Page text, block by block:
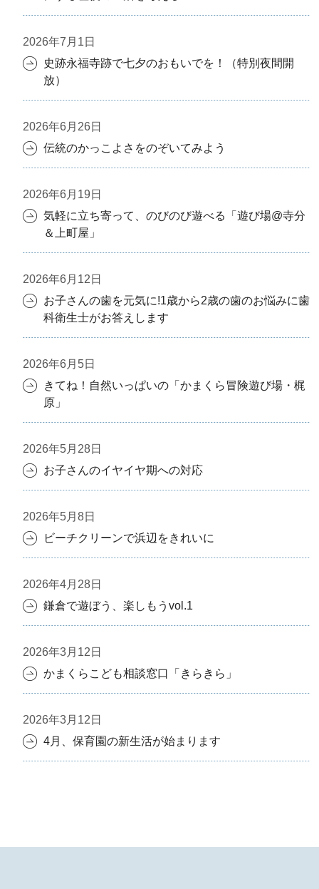
2026年7月1日
史跡永福寺跡で七夕のおもいでを！（特別夜間開
放）
2026年6月26日
伝統のかっこよさをのぞいてみよう
2026年6月19日
気軽に立ち寄って、のびのび遊べる「遊び場@寺分
＆上町屋」
2026年6月12日
お子さんの歯を元気に!1歳から2歳の歯のお悩みに歯
科衛生士がお答えします
2026年6月5日
きてね！自然いっぱいの「かまくら冒険遊び場・梶
原」
2026年5月28日
お子さんのイヤイヤ期への対応
2026年5月8日
ビーチクリーンで浜辺をきれいに
2026年4月28日
鎌倉で遊ぼう、楽しもうvol.1
2026年3月12日
かまくらこども相談窓口「きらきら」
2026年3月12日
4月、保育園の新生活が始まります